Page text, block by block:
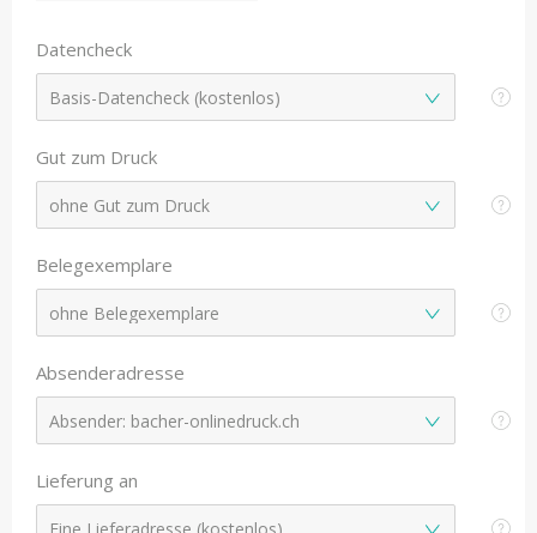
Datencheck
Gut zum Druck
Belegexemplare
Absenderadresse
Lieferung an